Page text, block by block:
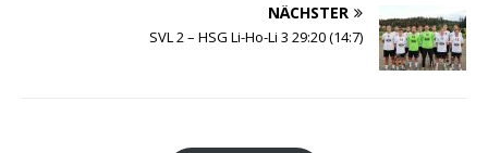
NÄCHSTER
SVL 2 – HSG Li-Ho-Li 3 29:20 (14:7)